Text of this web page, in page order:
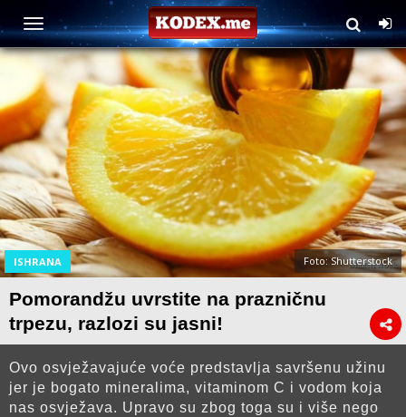
ISHRANA Foto: Shutterstock
Pomorandžu uvrstite na prazničnu
trpezu, razlozi su jasni!
Ovo osvježavajuće voće predstavlja savršenu užinu
jer je bogato mineralima, vitaminom C i vodom koja
nas osvježava. Upravo su zbog toga su i više nego